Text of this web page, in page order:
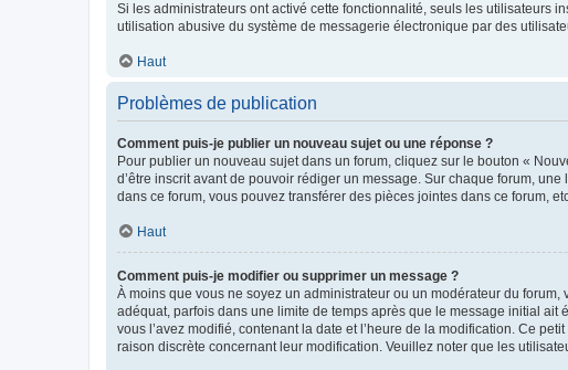
Si les administrateurs ont activé cette fonctionnalité, seuls les utilisateurs
utilisation abusive du système de messagerie électronique par des
Haut
Problèmes de publication
Comment puis-je publier un nouveau sujet ou une réponse ?
Pour publier un nouveau sujet dans un forum, cliquez sur le bouton «
d’être inscrit avant de pouvoir rédiger un message. Sur chaque forum,
dans ce forum, vous pouvez transférer des pièces jointes dans ce forum,
Haut
Comment puis-je modifier ou supprimer un message ?
À moins que vous ne soyez un administrateur ou un modérateur du
adéquat, parfois dans une limite de temps après que le message initial
vous l’avez modifié, contenant la date et l’heure de la modification. Ce
raison discrète concernant leur modification. Veuillez noter que les